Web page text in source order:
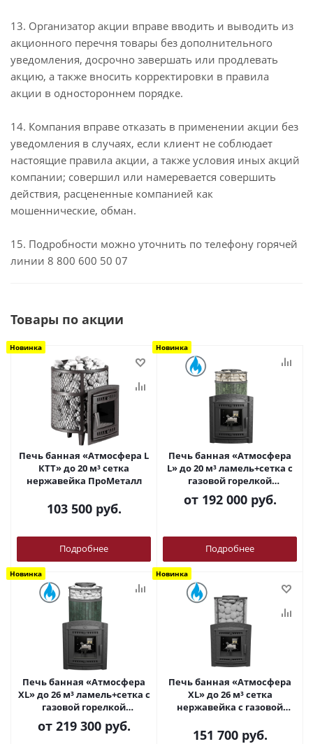
13. Организатор акции вправе вводить и выводить из
акционного перечня товары без дополнительного
уведомления, досрочно завершать или продлевать
акцию, а также вносить корректировки в правила
акции в одностороннем порядке.
14. Компания вправе отказать в применении акции без
уведомления в случаях, если клиент не соблюдает
настоящие правила акции, а также условия иных акций
компании; совершил или намеревается совершить
действия, расцененные компанией как
мошеннические, обман.
15. Подробности можно уточнить по телефону горячей
линии 8 800 600 50 07
Товары по акции
Новинка
Печь банная «Атмосфера L
КТТ» до 20 м³ сетка
нержавейка ПроМеталл
103 500руб.
Подробнее
Новинка
Печь банная «Атмосфера
L» до 20 м³ ламель+сетка с
газовой горелкой
ПроМеталл
от 192 000 руб.
Подробнее
Новинка
Печь банная «Атмосфера
XL» до 26 м³ ламель+сетка с
газовой горелкой
ПроМеталл
от 219 300 руб.
Новинка
Печь банная «Атмосфера
XL» до 26 м³ сетка
нержавейка с газовой
151 700руб.